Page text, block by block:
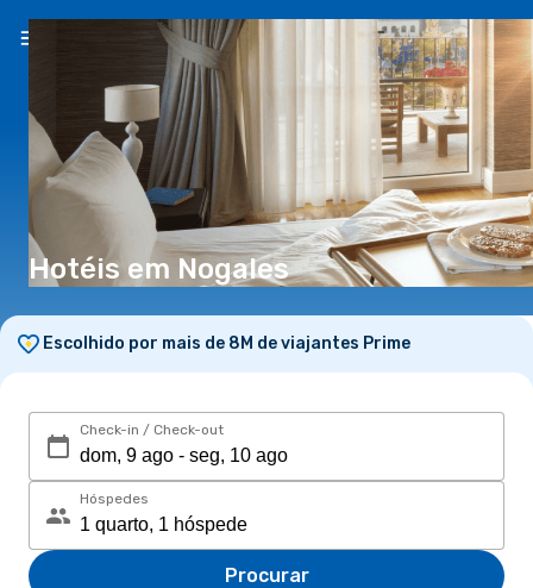
PT(€)
Hotéis em Nogales
Escolhido por mais de 8M de viajantes Prime
Check-in / Check-out
Hóspedes
Procurar